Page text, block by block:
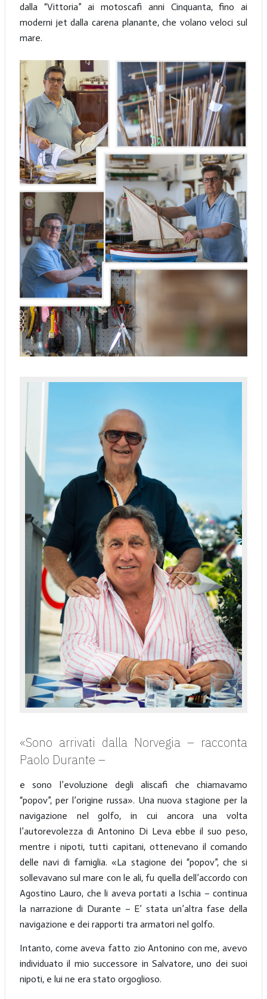
dalla “Vittoria” ai motoscafi anni Cinquanta, fino ai
moderni jet dalla carena planante, che volano veloci sul
mare.
«Sono arrivati dalla Norvegia– racconta
Paolo Durante –
e sono l’evoluzione degli aliscafi che chiamavamo
“popov”, per l’origine russa». Una nuova stagione per la
navigazione nel golfo, in cui ancora una volta
l’autorevolezza di Antonino Di Leva ebbe il suo peso,
mentre i nipoti, tutti capitani, ottenevano il comando
delle navi di famiglia. «La stagione dei “popov”, che si
sollevavano sul mare con le ali, fu quella dell’accordo con
Agostino Lauro, che li aveva portati a Ischia – continua
la narrazione di Durante – E’ stata un’altra fase della
navigazione e dei rapporti tra armatori nel golfo.
Intanto, come aveva fatto zio Antonino con me, avevo
individuato il mio successore in Salvatore, uno dei suoi
nipoti, e lui ne era stato orgoglioso.